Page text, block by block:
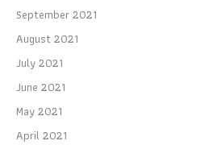
September 2021
August 2021
July 2021
June 2021
May 2021
April 2021